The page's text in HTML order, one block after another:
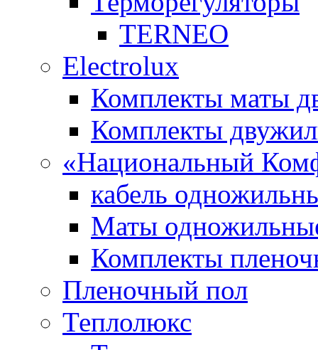
TERNEO
Electrolux
Комплекты маты
Комплекты
«Национальный
кабель
Маты
Комплекты
Пленочный пол
Теплолюкс